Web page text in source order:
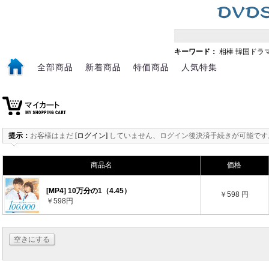
キーワード： 相棒 韓国ドラ
全部商品 新着商品 特価商品 人気特集
提示： お客様はまだ [ログイン] していません、ログイン後決済手続きが可能で
商品名 価格
[MP4] 10万分の1（4.45）
￥598円
￥598 円
空きにする